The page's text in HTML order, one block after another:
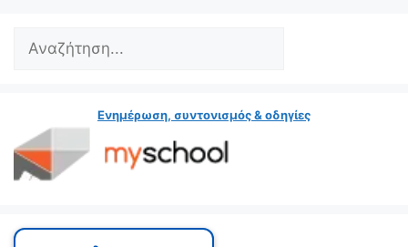
Ενημέρωση, συντονισμός & οδηγίες